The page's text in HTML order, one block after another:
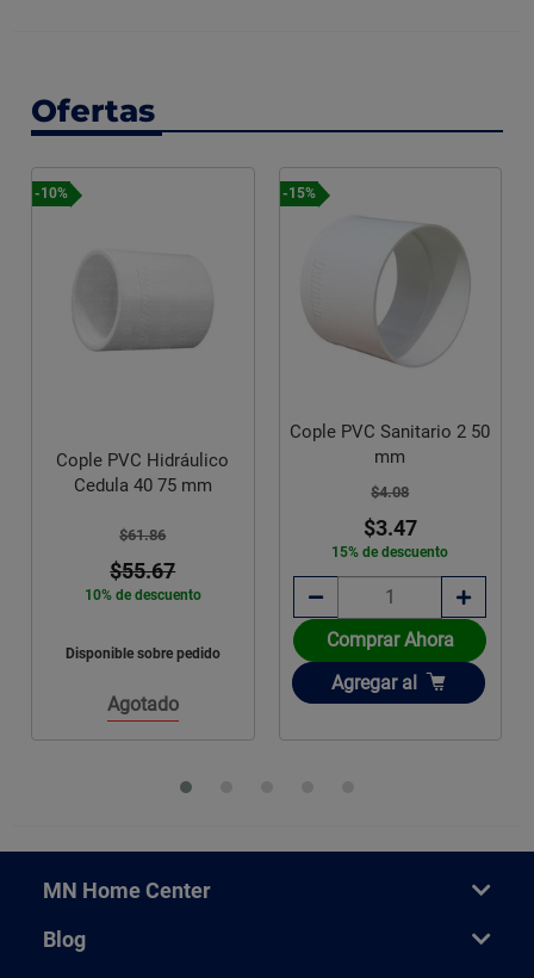
Ofertas
Hidráulico
40 75 mm
de descuento
sobre pedido
Cople PVC Sanitario 2 50
15% de descuento
Comprar Ahora
al
Cople PVC
Añadir
MN Home Center
Blog